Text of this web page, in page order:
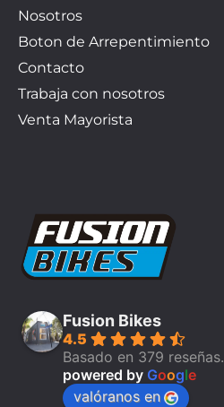
Nosotros
Boton de Arrepentimiento
Contacto
Trabaja con nosotros
Venta Mayorista
Fusion Bikes
4.5
Basado en 379 reseñas.
powered by Google
valóranos en